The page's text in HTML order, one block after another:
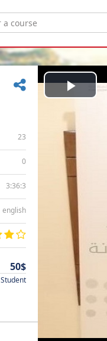
23
0
3:36:3
english
50$
Play
Video